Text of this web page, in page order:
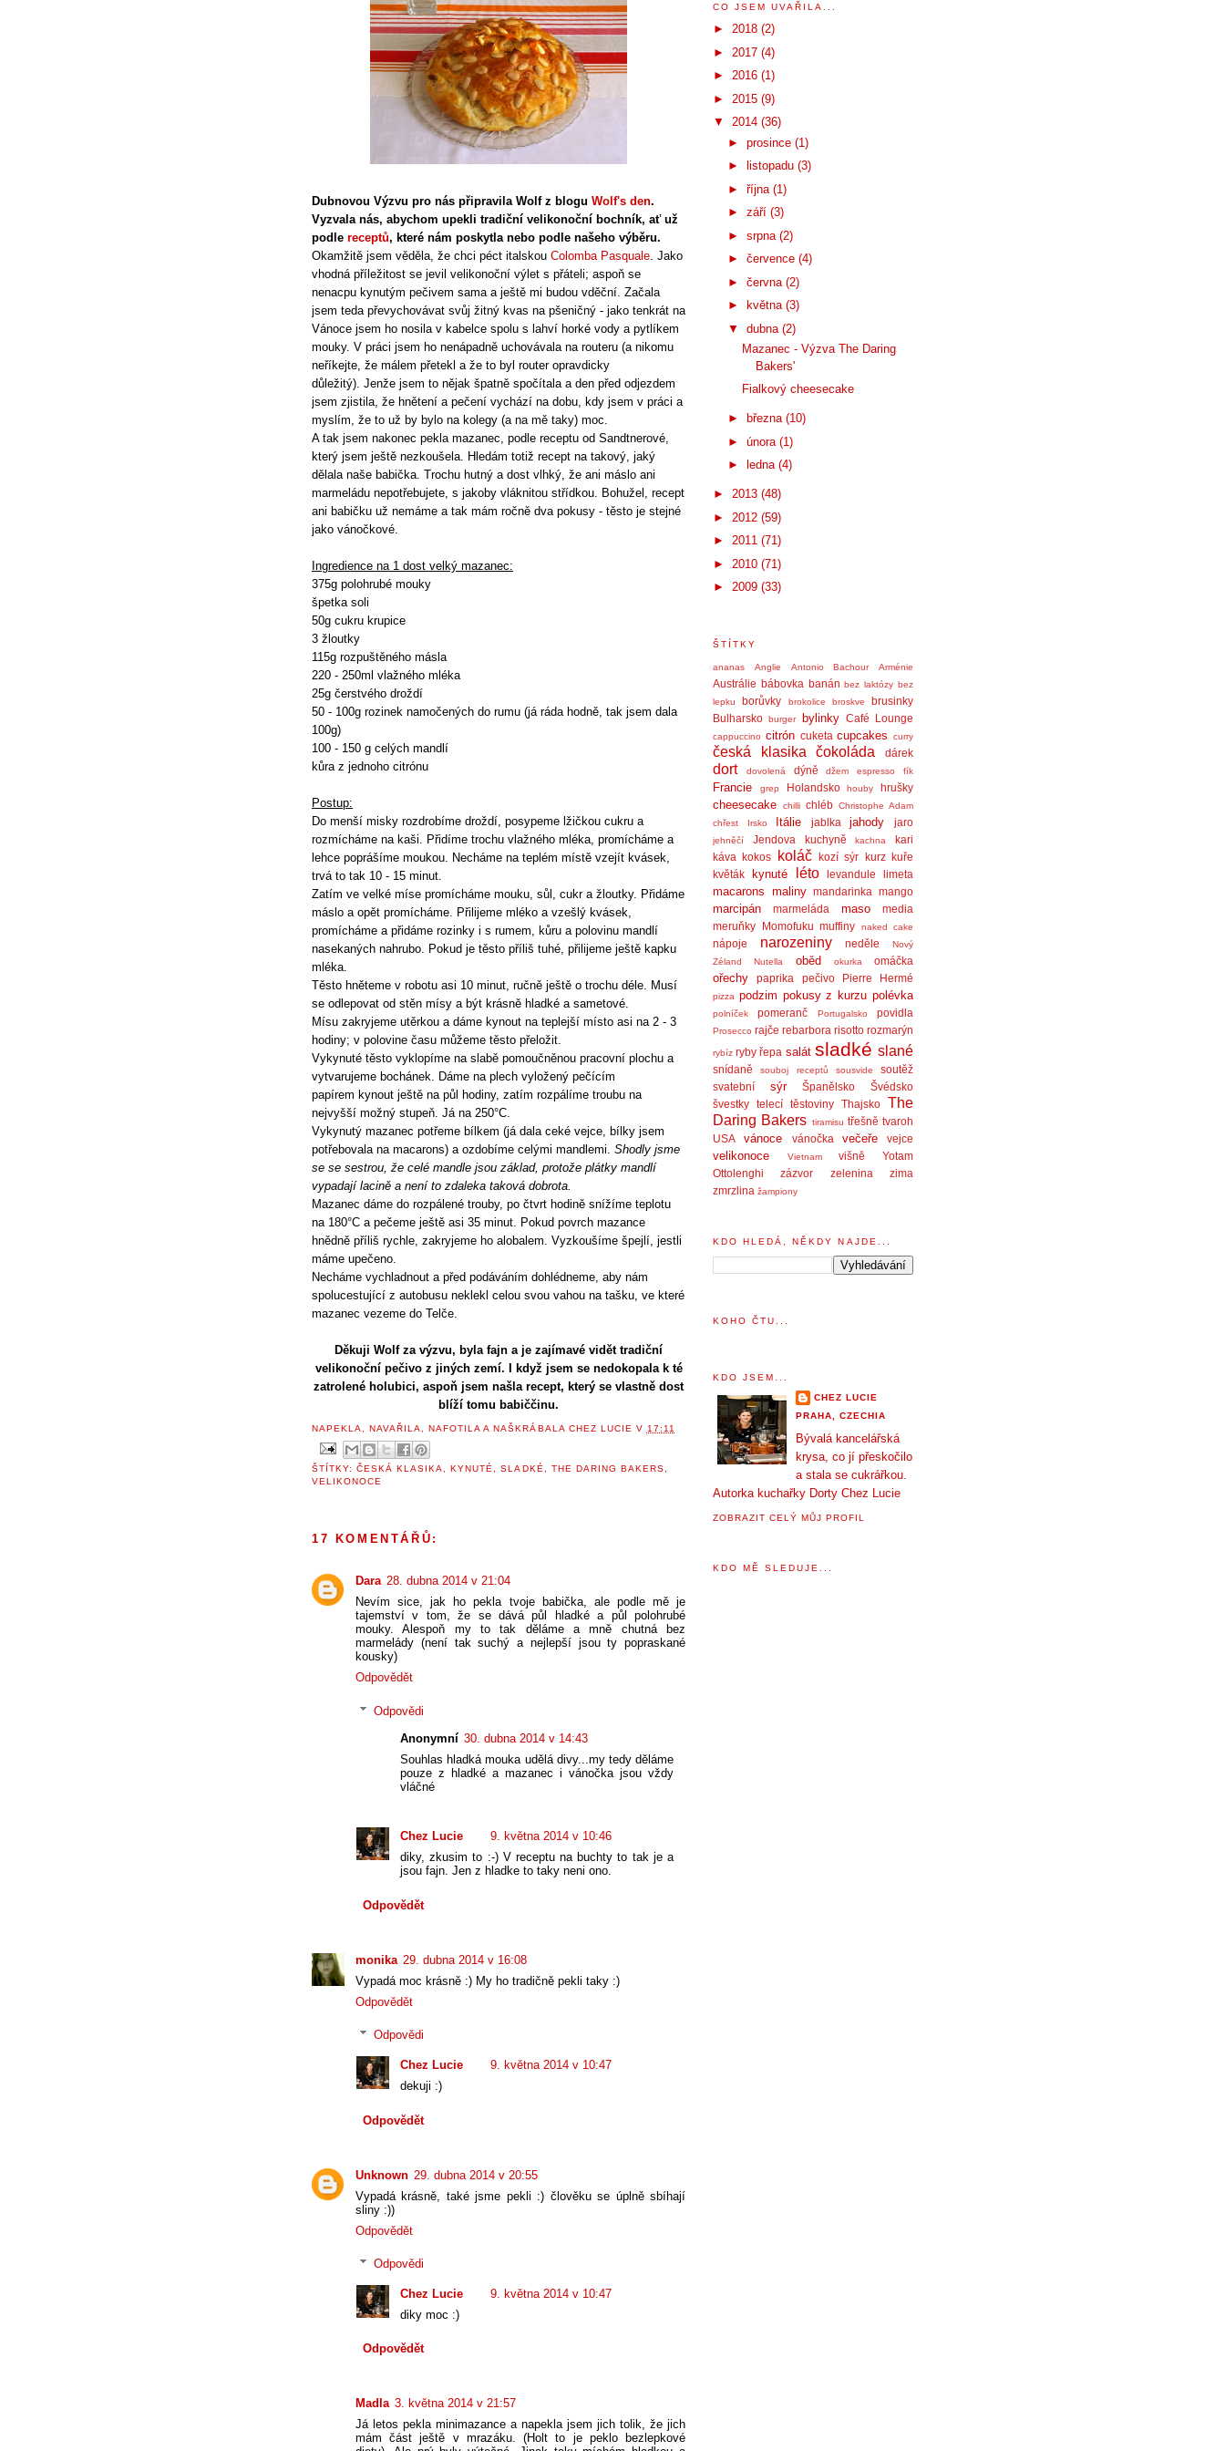
Dubnovou Výzvu pro nás připravila Wolf z blogu Wolf's den.
Vyzvala nás, abychom upekli tradiční velikonoční bochník, ať už
podle receptů, které nám poskytla nebo podle našeho výběru.
Okamžitě jsem věděla, že chci péct italskou Colomba Pasquale . Jako
vhodná příležitost se jevil velikonoční výlet s přáteli; aspoň se
nenacpu kynutým pečivem sama a ještě mi budou vděční. Začala
jsem teda převychovávat svůj žitný kvas na pšeničný - jako tenkrát na
Vánoce jsem ho nosila v kabelce spolu s lahví horké vody a pytlíkem
mouky. V práci jsem ho nenápadně uchovávala na routeru (a nikomu
neříkejte, že málem přetekl a že to byl router opravdicky
důležitý). Jenže jsem to nějak špatně spočítala a den před odjezdem
jsem zjistila, že hnětení a pečení vychází na dobu, kdy jsem v práci a
myslím, že to už by bylo na kolegy (a na mě taky) moc.
A tak jsem nakonec pekla mazanec, podle receptu od Sandtnerové,
který jsem ještě nezkoušela. Hledám totiž recept na takový, jaký
dělala naše babička. Trochu hutný a dost vlhký, že ani máslo ani
marmeládu nepotřebujete, s jakoby vláknitou střídkou. Bohužel, recept
ani babičku už nemáme a tak mám ročně dva pokusy - těsto je stejné
jako vánočkové.
Ingredience na 1 dost velký mazanec:
375g polohrubé mouky
špetka soli
50g cukru krupice
3 žloutky
115g rozpuštěného másla
220 - 250ml vlažného mléka
25g čerstvého droždí
50 - 100g rozinek namočených do rumu (já ráda hodně, tak jsem dala
100g)
100 - 150 g celých mandlí
kůra z jednoho citrónu
Postup:
Do menší misky rozdrobíme droždí, posypeme lžičkou cukru a
rozmícháme na kaši. Přidíme trochu vlažného mléka, promícháme a
lehce poprášíme moukou. Necháme na teplém místě vzejít kvásek,
trvá to tak 10 - 15 minut.
Zatím ve velké míse promícháme mouku, sůl, cukr a žloutky. Přidáme
máslo a opět promícháme. Přilijeme mléko a vzešlý kvásek,
promícháme a přidáme rozinky i s rumem, kůru a polovinu mandlí
nasekaných nahrubo. Pokud je těsto příliš tuhé, přilijeme ještě kapku
mléka.
Těsto hněteme v robotu asi 10 minut, ručně ještě o trochu déle. Musí
se odlepovat od stěn mísy a být krásně hladké a sametové.
Mísu zakryjeme utěrkou a dáme kynout na teplejší místo asi na 2 - 3
hodiny; v polovine času můžeme těsto přeložit.
Vykynuté těsto vyklopíme na slabě pomoučněnou pracovní plochu a
vytvarujeme bochánek. Dáme na plech vyložený pečícím
papírem kynout ještě na půl hodiny, zatím rozpálíme troubu na
nejvyšší možný stupeň. Já na 250°C.
Vykynutý mazanec potřeme bílkem (já dala ceké vejce, bílky jsem
potřebovala na macarons) a ozdobíme celými mandlemi. Shodly jsme
se se sestrou, že celé mandle jsou základ, protože plátky mandlí
vypadají lacině a není to zdaleka taková dobrota.
Mazanec dáme do rozpálené trouby, po čtvrt hodině snížíme teplotu
na 180°C a pečeme ještě asi 35 minut. Pokud povrch mazance
hnědně příliš rychle, zakryjeme ho alobalem. Vyzkoušíme špejlí, jestli
máme upečeno.
Necháme vychladnout a před podáváním dohlédneme, aby nám
spolucestující z autobusu neklekl celou svou vahou na tašku, ve které
mazanec vezeme do Telče.
Děkuji Wolf za výzvu, byla fajn a je zajímavé vidět tradiční
velikonoční pečivo z jiných zemí. I když jsem se nedokopala k té
zatrolené holubici, aspoň jsem našla recept, který se vlastně dost
blíží tomu babiččinu.
NAPEKLA, NAVAŘILA, NAFOTILA A NAŠKRÁBALA CHEZ LUCIE V 17:11
ŠTÍTKY:ČESKÁ KLASIKA ,KYNUTÉ ,SLADKÉ THE DARING BAKERS
VELIKONOCE
17 KOMENTÁŘŮ:
Dara 28. dubna 2014 v 21:04
Nevím sice, jak ho pekla tvoje babička, ale podle mě je
tajemství v tom, že se dává půl hladké a půl polohrubé
mouky. Alespoň my to tak děláme a mně chutná bez
marmelády (není tak suchý a nejlepší jsou ty popraskané
kousky)
Odpovědět
Odpovědi
Anonymní 30. dubna 2014 v 14:43
Souhlas hladká mouka udělá divy...my tedy děláme
pouze z hladké a mazanec i vánočka jsou vždy
vláčné
Chez Lucie
9. května 2014 v 10:46
diky, zkusim to :-) V receptu na buchty to tak je a
jsou fajn. Jen z hladke to taky neni ono.
Odpovědět
monika 29. dubna 2014 v 16:08
Vypadá moc krásně :) My ho tradičně pekli taky :)
Odpovědět
Odpovědi
Chez Lucie
9. května 2014 v 10:47
dekuji :)
Odpovědět
Unknown 29. dubna 2014 v 20:55
Vypadá krásně, také jsme pekli :) člověku se úplně sbíhají
sliny :))
Odpovědět
Odpovědi
Chez Lucie
9. května 2014 v 10:47
diky moc :)
Odpovědět
Madla 3. května 2014 v 21:57
Já letos pekla minimazance a napekla jsem jich tolik, že jich
mám část ještě v mrazáku. (Holt to je peklo bezlepkové
CO JSEM UVAŘILA...
► 2018 (2)
► 2017 (4)
► 2016 (1)
► 2015 (9)
▼ 2014 (36)
► prosince (1)
►
listopadu (3)
► října (1)
► září (3)
► srpna (2)
► července (4)
► června (2)
►
května (3)
▼ dubna (2)
Mazanec - Výzva The Daring
Bakers'
Fialkový cheesecake
► března (10)
► února (1)
►
ledna (4)
► 2013 (48)
► 2012 (59)
► 2011 (71)
► 2010 (71)
► 2009 (33)
ŠTÍTKY
ananas Anglie Antonio Bachour Arménie
Austrálie bábovka banán bez laktózy bez
lepku
borůvky brokolice broskve
brusinky
Bulharsko
burger bylinky Café Lounge
cappuccino citrón cuketa cupcakes curry
česká klasika čokoláda dárek
dort dovolená dýně džem espresso fík
Francie grep Holandsko houby hrušky
cheesecake chilli chléb Christophe Adam
chřest
Irsko Itálie jablka jahody jaro
jehněčí Jendova kuchyně kachna
kari
káva
kokos koláč kozí sýr kurz
kuře
květák
kynuté léto levandule limeta
macarons maliny mandarinka mango
marcipán marmeláda maso
media
meruňky
Momofuku muffiny naked cake
nápoje narozeniny neděle
Nový
Zéland
Nutella oběd okurka omáčka
ořechy paprika pečivo Pierre Hermé
pizza podzim pokusy z kurzu polévka
polníček pomeranč Portugalsko povidla
Prosecco rajče rebarbora risotto rozmarýn
rybíz ryby řepa salát sladké slané
snídaně souboj receptů sousvide
soutěž
svatební
sýr Španělsko
Švédsko
švestky
telecí těstoviny Thajsko
The
Daring Bakers tiramisu třešně tvaroh
USA
vánoce vánočka večeře vejce
velikonoce Vietnam višně
Yotam
Ottolenghi
zázvor zelenina
zima
zmrzlina žampiony
KDO HLEDÁ, NĚKDY NAJDE...
KOHO ČTU...
KDO JSEM...
CHEZ LUCIE
PRAHA, CZECHIA
Bývalá kancelářská
krysa, co jí přeskočilo
a stala se cukrářkou.
Autorka kuchařky Dorty Chez Lucie
ZOBRAZIT CELÝ MŮJ PROFIL
KDO MĚ SLEDUJE...